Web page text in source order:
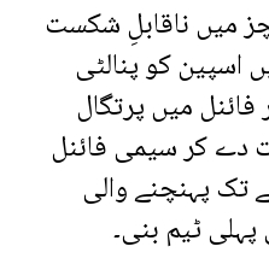
میں ناقابلِ شکست
راؤنڈ آف 16 میں اسپین کو پنالٹی
میں پرتگال
کر سیمی فائنل
تک پہنچنے والی
ٹیم بنی۔